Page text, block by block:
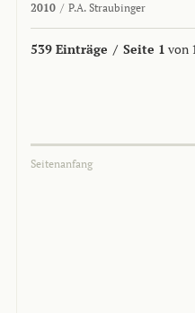
2010 / P.A. Straubinger
539 Einträge / Seite 1 von
Seitenanfang